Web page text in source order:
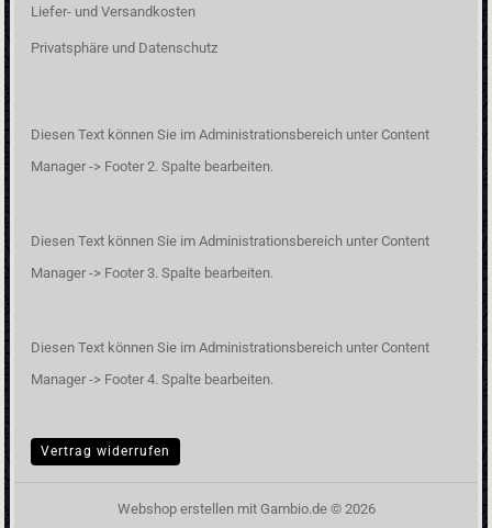
Liefer- und Versandkosten
Privatsphäre und Datenschutz
Diesen Text können Sie im Administrationsbereich unter Content
Manager -> Footer 2. Spalte bearbeiten.
Diesen Text können Sie im Administrationsbereich unter Content
Manager -> Footer 3. Spalte bearbeiten.
Diesen Text können Sie im Administrationsbereich unter Content
Manager -> Footer 4. Spalte bearbeiten.
Vertrag widerrufen
Webshop erstellenmit Gambio.de © 2026